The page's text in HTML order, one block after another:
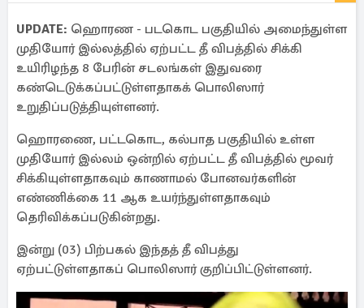
UPDATE: ஹொரண - படகொட பகுதியில் அமைந்துள்ள
முதியோர் இல்லத்தில் ஏற்பட்ட தீ விபத்தில் சிக்கி
உயிரிழந்த 8 பேரின் சடலங்கள் இதுவரை
கண்டெடுக்கப்பட்டுள்ளதாகக் பொலிஸார்
உறுதிப்படுத்தியுள்ளனர்.
ஹொரணை, பட்டகொட, கல்பாத பகுதியில் உள்ள
முதியோர் இல்லம் ஒன்றில் ஏற்பட்ட தீ விபத்தில் மூவர்
சிக்கியுள்ளதாகவும் காணாமல் போனவர்களின்
எண்ணிக்கை 11 ஆக உயர்ந்துள்ளதாகவும்
தெரிவிக்கப்படுகின்றது.
இன்று (03) பிற்பகல் இந்தத் தீ விபத்து
ஏற்பட்டுள்ளதாகப் பொலிஸார் குறிப்பிட்டுள்ளனர்.